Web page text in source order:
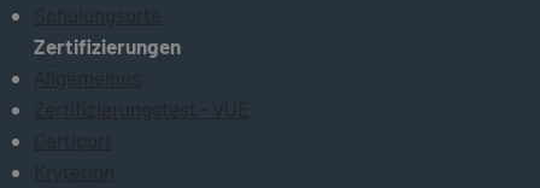
Schulungsorte
Zertifizierungen
Allgemeines
Zertifizierungstest - VUE
Certiport
Kryterion